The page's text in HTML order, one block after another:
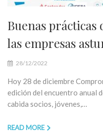
Buenas prácticas
las empresas
28/12/2022
Hoy 28 de diciembre
edición del encuentro anual
cabida socios, jóvenes,…
READ MORE